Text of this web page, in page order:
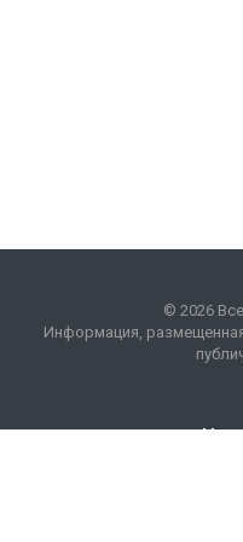
© 2026
Информация,